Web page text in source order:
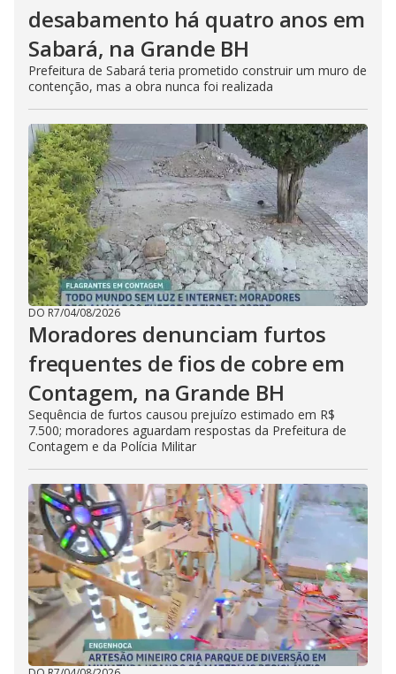
desabamento há quatro anos em
Sabará, na Grande BH
Prefeitura de Sabará teria prometido construir um muro de
contenção, mas a obra nunca foi realizada
DO R7/04/08/2026
Moradores denunciam furtos
frequentes de fios de cobre em
Contagem, na Grande BH
Sequência de furtos causou prejuízo estimado em R$
7.500; moradores aguardam respostas da Prefeitura de
Contagem e da Polícia Militar